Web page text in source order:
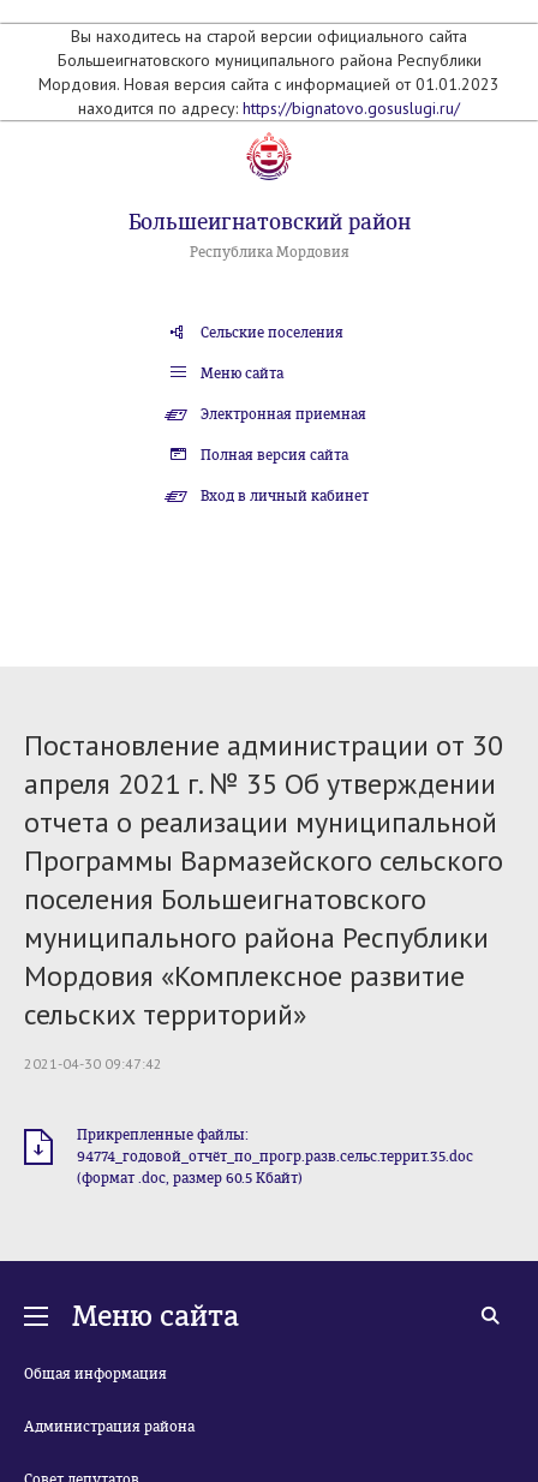
Вы находитесь на старой версии официального сайта
Большеигнатовского муниципального района Республики
Мордовия. Новая версия сайта с информацией от 01.01.2023
находится по адресу: https://bignatovo.gosuslugi.ru/
Большеигнатовский район
Республика Мордовия
Сельские поселения
Меню сайта
Электронная приемная
Полная версия сайта
Вход в личный кабинет
Постановление администрации от 30
апреля 2021 г. № 35 Об утверждении
отчета о реализации муниципальной
Программы Вармазейского сельского
поселения Большеигнатовского
муниципального района Республики
Мордовия «Комплексное развитие
сельских территорий»
2021-04-30 09:47:42
Прикрепленные файлы:
94774_годовой_отчёт_по_прогр.разв.сельс.террит.35.doc
(формат .doc, размер 60.5 Кбайт)
Меню сайта
Общая информация
Администрация района